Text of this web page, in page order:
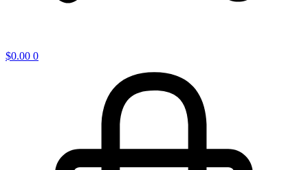
$0.00 0